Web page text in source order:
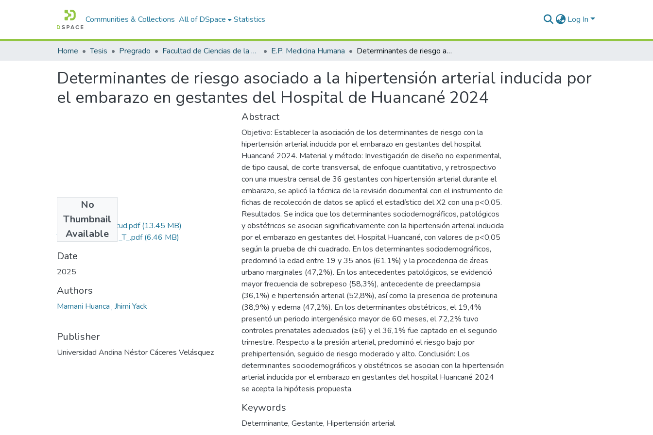
Communities & Collections All of DSpace Statistics Log In
Home Tesis Pregrado Facultad de Ciencias de la Salud E.P. Medicina Humana Determinantes de riesgo asociado a la hipertensión arterial inducida por el embarazo en gestantes del Hospital de Huancané 2024
Determinantes de riesgo asociado a la hipertensión arterial inducida por
el embarazo en gestantes del Hospital de Huancané 2024
No
Thumbnail
Available
Grado de Similitud.pdf(13.45 MB)
T036_47092453_T_.pdf(6.46 MB)
Date
2025
Authors
Mamani Huanca¸ Jhimi Yack
Publisher
Universidad Andina Néstor Cáceres Velásquez
Abstract
Objetivo: Establecer la asociación de los determinantes de riesgo con la
hipertensión arterial inducida por el embarazo en gestantes del hospital
Huancané 2024. Material y método: Investigación de diseño no experimental,
de tipo causal, de corte transversal, de enfoque cuantitativo, y retrospectivo
con una muestra censal de 36 gestantes con hipertensión arterial durante el
embarazo, se aplicó la técnica de la revisión documental con el instrumento de
fichas de recolección de datos se aplicó el estadístico del X2 con una p<0,05.
Resultados. Se indica que los determinantes sociodemográficos, patológicos
y obstétricos se asocian significativamente con la hipertensión arterial inducida
por el embarazo en gestantes del Hospital Huancané, con valores de p<0,05
según la prueba de chi cuadrado. En los determinantes sociodemográficos,
predominó la edad entre 19 y 35 años (61,1%) y la procedencia de áreas
urbano marginales (47,2%). En los antecedentes patológicos, se evidenció
mayor frecuencia de sobrepeso (58,3%), antecedente de preeclampsia
(36,1%) e hipertensión arterial (52,8%), así como la presencia de proteinuria
(38,9%) y edema (47,2%). En los determinantes obstétricos, el 19,4%
presentó un periodo intergenésico mayor de 60 meses, el 72,2% tuvo
controles prenatales adecuados (≥6) y el 36,1% fue captado en el segundo
trimestre. Respecto a la presión arterial, predominó el riesgo bajo por
prehipertensión, seguido de riesgo moderado y alto. Conclusión: Los
determinantes sociodemográficos y obstétricos se asocian con la hipertensión
arterial inducida por el embarazo en gestantes del hospital Huancané 2024
se acepta la hipótesis propuesta.
Keywords
Determinante, Gestante, Hipertensión arterial